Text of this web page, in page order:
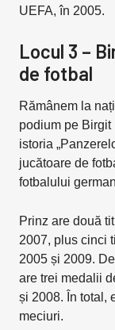
UEFA, în 2005.
Locul 3 –
de fotbal
Rămânem la
podium pe Birgit
istoria
jucătoare de
fotbalului
Prinz are două
2007, plus cinci
2005 și 2009.
are trei medalii
și 2008. În total,
meciuri.